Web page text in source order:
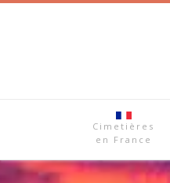
Cimetières
en France